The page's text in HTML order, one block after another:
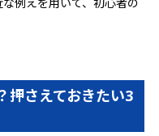
押さえておきたい3